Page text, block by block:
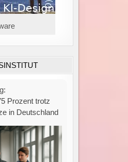
bleibt
– 75 % über